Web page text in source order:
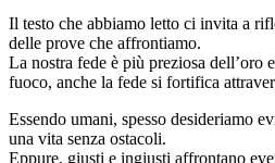
Il testo che abbiamo letto ci invita a
delle prove che affrontiamo.
La nostra fede è più preziosa dell’oro
fuoco, anche la fede si fortifica
Essendo umani, spesso desideriamo
una vita senza ostacoli.
Eppure, giusti e ingiusti affrontano